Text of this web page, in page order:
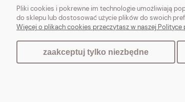
Vintagedeco.pl - sklep internetowy - meble i
Pliki cookies i pokrewne im technologie umożliwiają
do sklepu lub dostosować użycie plików do swoich
Więcej o plikach cookies przeczytasz w naszej Polityce
zaakceptuj tylko niezbędne